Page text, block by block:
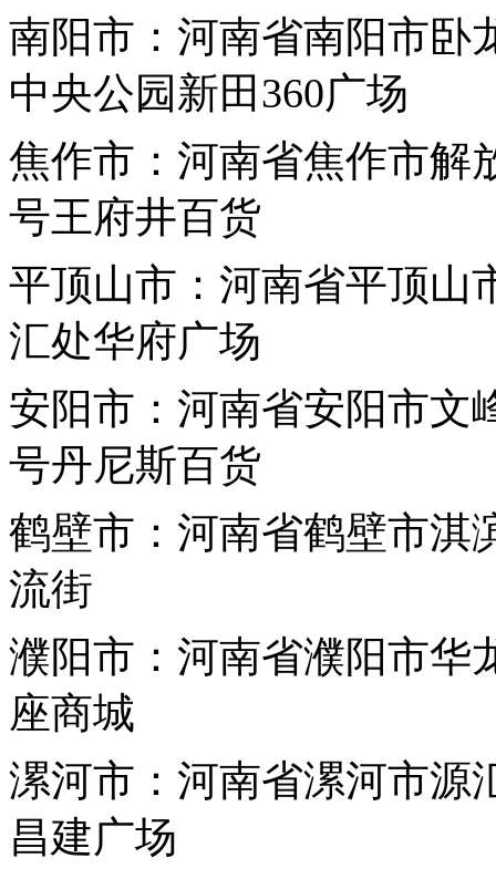
南阳市：河南省南阳市卧
中央公园新田360广场
焦作市：河南省焦作市解
号王府井百货
平顶山市：河南省平顶山
汇处华府广场
安阳市：河南省安阳市文
号丹尼斯百货
鹤壁市：河南省鹤壁市淇
流街
濮阳市：河南省濮阳市华
座商城
漯河市：河南省漯河市源
昌建广场